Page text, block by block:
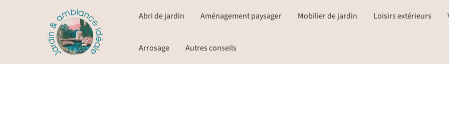
Abri de jardin Aménagement paysager Mobilier de jardin Loisirs extérieurs
Arrosage Autres conseils